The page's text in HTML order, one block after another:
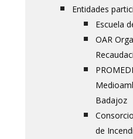
Entidades
Escuela
OAR
Badajoz
de